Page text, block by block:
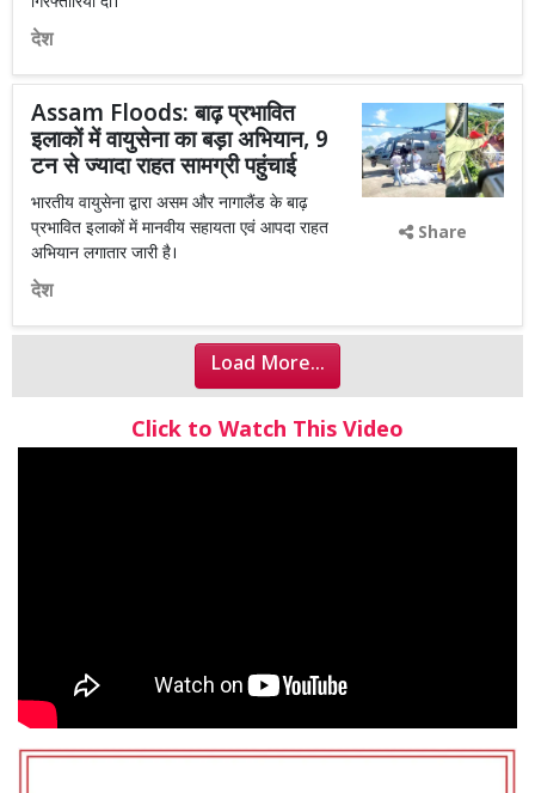
देश
Assam Floods: बाढ़ प्रभावित
इलाकों में वायुसेना का बड़ा अभियान, 9
टन से ज्यादा राहत सामग्री पहुंचाई
भारतीय वायुसेना द्वारा असम और नागालैंड के बाढ़
प्रभावित इलाकों में मानवीय सहायता एवं आपदा राहत
अभियान लगातार जारी है।
देश
Share
Load More...
Click to Watch This Video